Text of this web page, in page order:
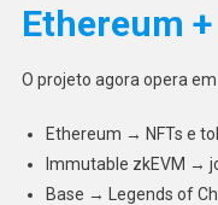
Ethereum
O projeto agora opera
Ethereum → NFTs e
Immutable zkEVM →
Base → Legends of